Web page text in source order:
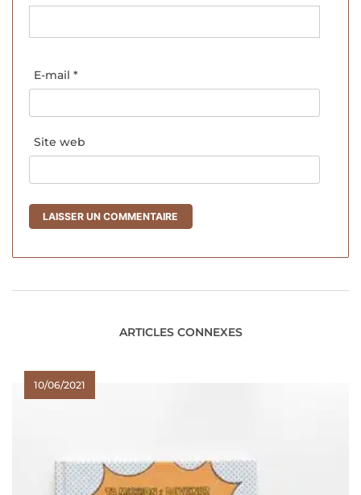
E-mail *
Site web
ARTICLES CONNEXES
10/06/2021